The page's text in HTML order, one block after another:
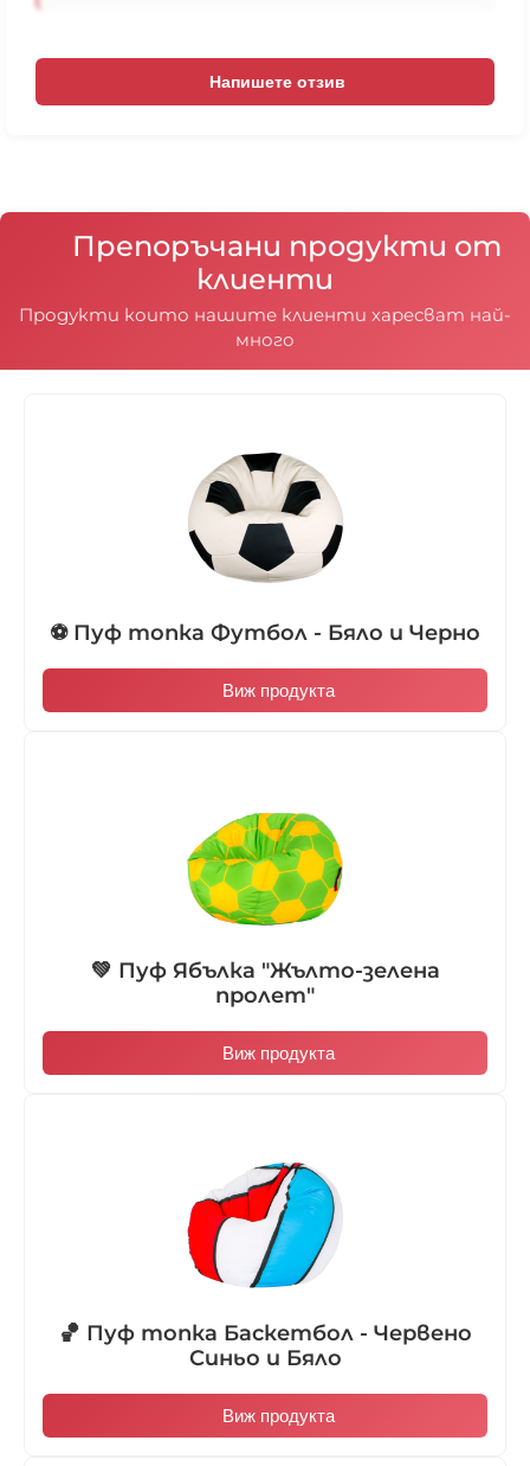
Напишете отзив
Препоръчани продукти от
клиенти
Продукти които нашите клиенти харесват най-
много
⚽ Пуф топка Футбол - Бяло и Черно
Виж продукта
💚 Пуф Ябълка "Жълто-зелена
пролет"
Виж продукта
🏀 Пуф топка Баскетбол - Червено
Синьо и Бяло
Виж продукта